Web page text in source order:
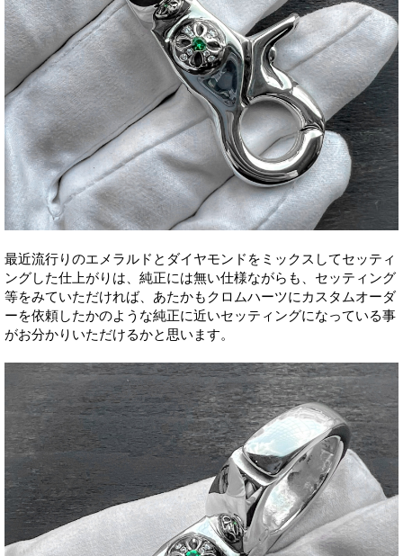
最近流行りのエメラルドとダイヤモンドをミックスしてセッティ
ングした仕上がりは、純正には無い仕様ながらも、セッティング
等をみていただければ、あたかもクロムハーツにカスタムオーダ
ーを依頼したかのような純正に近いセッティングになっている事
がお分かりいただけるかと思います。